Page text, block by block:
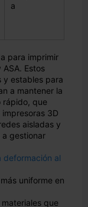
a
para imprimir
Estos
y estables para
a mantener la
rápido, que
3D
aisladas y
gestionar
deformación al
uniforme en
que